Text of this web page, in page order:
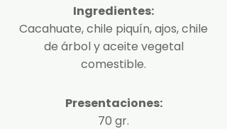
Ingredientes:
Cacahuate, chile piquín, ajos, chile
de árbol y aceite vegetal
comestible.
Presentaciones:
70 gr.